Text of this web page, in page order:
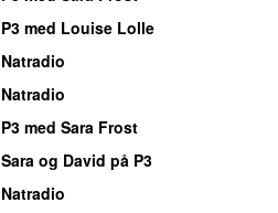
P3 med Louise Lolle
Natradio
Natradio
P3 med Sara Frost
Sara og David på P3
Natradio